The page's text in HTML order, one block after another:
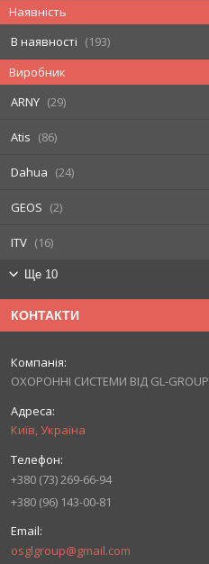
Наявність
В наявності
193
Виробник
ARNY
29
Atis 86
Dahua 24
GEOS 2
ITV 16
Ще 10
КОНТАКТИ
ОХОРОННІ СИСТЕМИ ВІД GL-GROUP
Київ, Україна
+380 (73) 269-66-94
+380 (96) 143-00-81
osglgroup@gmail.com